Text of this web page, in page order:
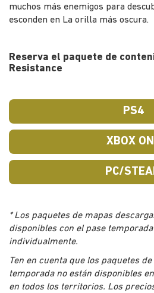
muchos más enemigos para
esconden en La orilla más oscura.
Reserva el paquete de
Resistance
PS4
XBOX
PC/
* Los paquetes de mapas
disponibles con el pase
individualmente.
Ten en cuenta que los paquetes
temporada no están disponibles
en todos los territorios. Los